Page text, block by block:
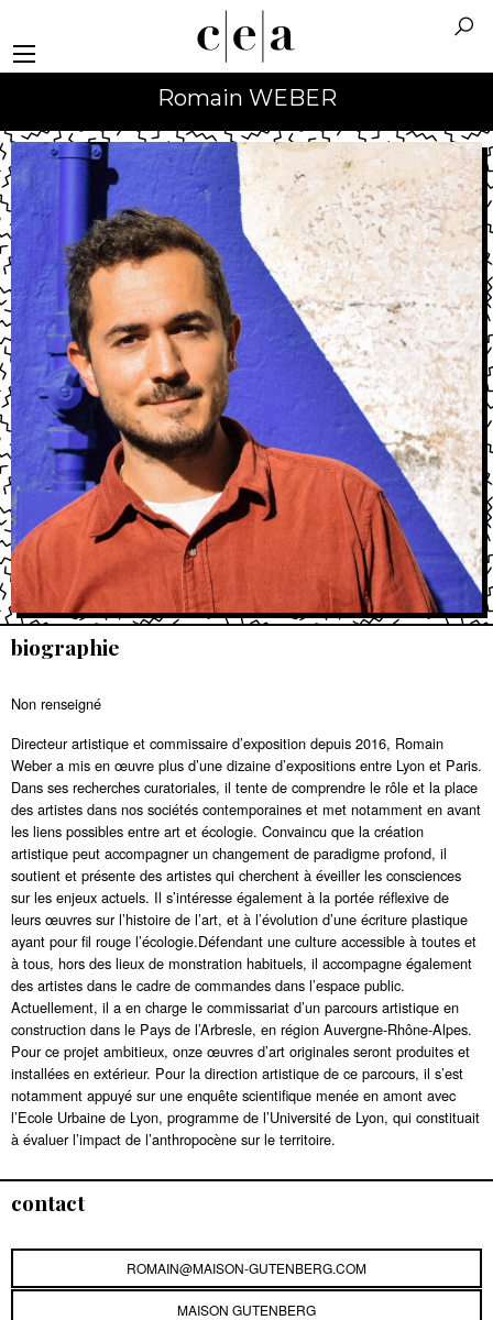
Romain WEBER
biographie
Non renseigné
Directeur artistique et commissaire d’exposition depuis 2016, Romain
Weber a mis en œuvre plus d’une dizaine d’expositions entre Lyon et Paris.
Dans ses recherches curatoriales, il tente de comprendre le rôle et la place
des artistes dans nos sociétés contemporaines et met notamment en avant
les liens possibles entre art et écologie. Convaincu que la création
artistique peut accompagner un changement de paradigme profond, il
soutient et présente des artistes qui cherchent à éveiller les consciences
sur les enjeux actuels. Il s’intéresse également à la portée réflexive de
leurs œuvres sur l’histoire de l’art, et à l’évolution d’une écriture plastique
ayant pour fil rouge l’écologie.Défendant une culture accessible à toutes et
à tous, hors des lieux de monstration habituels, il accompagne également
des artistes dans le cadre de commandes dans l’espace public.
Actuellement, il a en charge le commissariat d’un parcours artistique en
construction dans le Pays de l’Arbresle, en région Auvergne-Rhône-Alpes.
Pour ce projet ambitieux, onze œuvres d’art originales seront produites et
installées en extérieur. Pour la direction artistique de ce parcours, il s’est
notamment appuyé sur une enquête scientifique menée en amont avec
l’Ecole Urbaine de Lyon, programme de l’Université de Lyon, qui constituait
à évaluer l’impact de l’anthropocène sur le territoire.
contact
ROMAIN@MAISON-GUTENBERG.COM
MAISON GUTENBERG